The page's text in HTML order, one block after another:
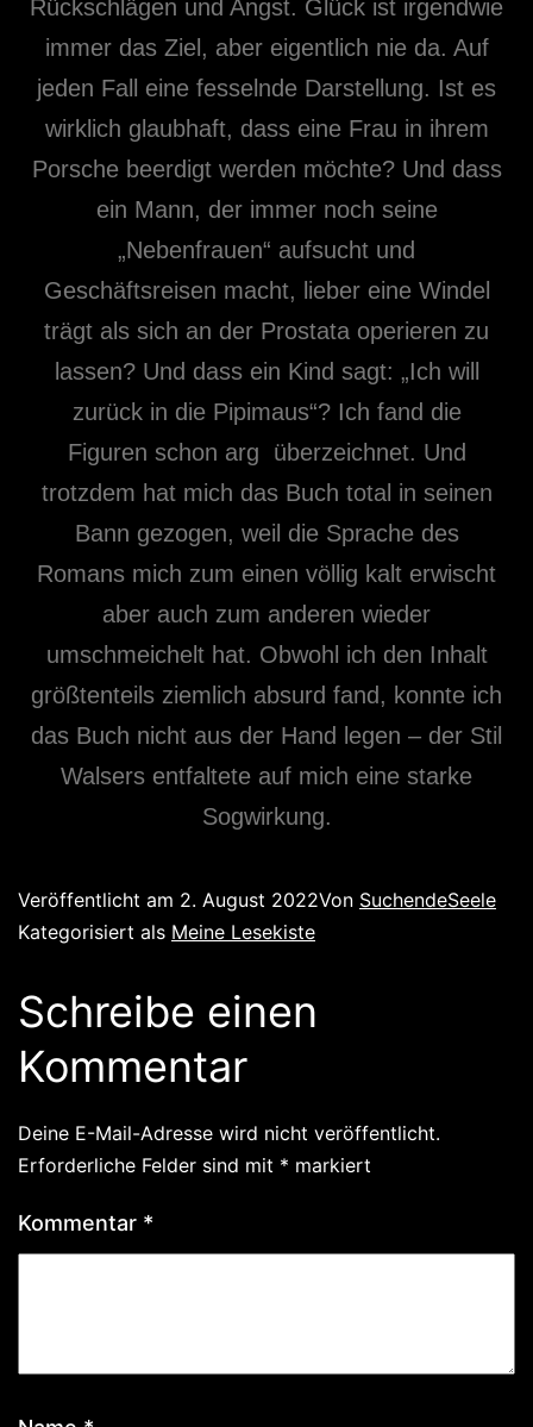
Rückschlägen und Angst. Glück ist irgendwie
immer das Ziel, aber eigentlich nie da. Auf
jeden Fall eine fesselnde Darstellung. Ist es
wirklich glaubhaft, dass eine Frau in ihrem
Porsche beerdigt werden möchte? Und dass
ein Mann, der immer noch seine
„Nebenfrauen“ aufsucht und
Geschäftsreisen macht, lieber eine Windel
trägt als sich an der Prostata operieren zu
lassen? Und dass ein Kind sagt: „Ich will
zurück in die Pipimaus“? Ich fand die
Figuren schon arg überzeichnet. Und
trotzdem hat mich das Buch total in seinen
Bann gezogen, weil die Sprache des
Romans mich zum einen völlig kalt erwischt
aber auch zum anderen wieder
umschmeichelt hat. Obwohl ich den Inhalt
größtenteils ziemlich absurd fand, konnte ich
das Buch nicht aus der Hand legen – der Stil
Walsers entfaltete auf mich eine starke
Sogwirkung.
Veröffentlicht am 2. August 2022Von SuchendeSeele
Kategorisiert als Meine Lesekiste
Schreibe einen
Kommentar
Deine E-Mail-Adresse wird nicht veröffentlicht.
Erforderliche Felder sind mit * markiert
Kommentar *